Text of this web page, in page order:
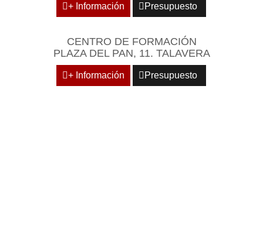
+ Información Presupuesto
CENTRO DE FORMACIÓN
PLAZA DEL PAN, 11. TALAVERA
+ Información Presupuesto